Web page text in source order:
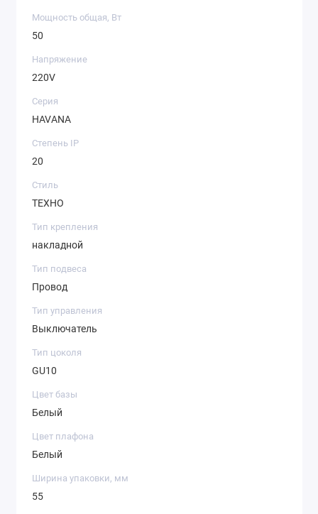
Мощность общая, Вт
50
Напряжение
220V
Серия
HAVANA
Степень IP
20
Стиль
ТЕХНО
Тип крепления
накладной
Тип подвеса
Провод
Тип управления
Выключатель
Тип цоколя
GU10
Цвет базы
Белый
Цвет плафона
Белый
Ширина упаковки, мм
55